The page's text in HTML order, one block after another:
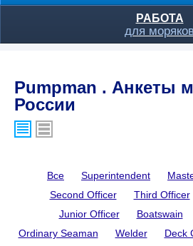
РАБОТА
для
Pumpman . Анкеты
России
Все Superintendent
Second Officer
Third Officer
Junior Officer
Boatswain
Ordinary Seaman
Welder Deck